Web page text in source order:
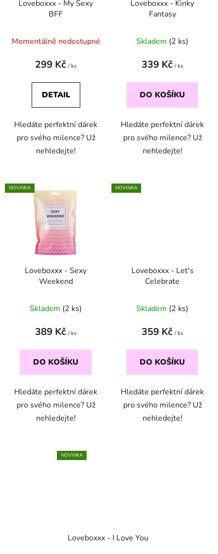
Loveboxxx - My Sexy
BFF
Momentálně nedostupné
299 Kč / ks
DETAIL
Hledáte perfektní dárek
pro svého milence? Už
nehledejte!
Loveboxxx - Kinky
Fantasy
Skladem (2 ks)
339 Kč / ks
DO KOŠÍKU
Hledáte perfektní dárek
pro svého milence? Už
nehledejte!
NOVINKA
Loveboxxx - Sexy
Weekend
Skladem (2 ks)
389 Kč / ks
DO KOŠÍKU
Hledáte perfektní dárek
pro svého milence? Už
nehledejte!
NOVINKA
Loveboxxx - Let's
Celebrate
Skladem (2 ks)
359 Kč / ks
DO KOŠÍKU
Hledáte perfektní dárek
pro svého milence? Už
nehledejte!
NOVINKA
Loveboxxx - I Love You